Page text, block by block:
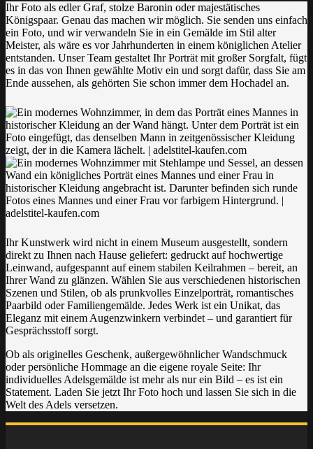
Ihr Foto als edler Graf, stolze Baronin oder majestätisches
Königspaar. Genau das machen wir möglich. Sie senden uns einfach
ein Foto, und wir verwandeln Sie in ein Gemälde im Stil alter
Meister, als wäre es vor Jahrhunderten in einem königlichen Atelier
entstanden. Unser Team gestaltet Ihr Porträt mit großer Sorgfalt, fügt
es in das von Ihnen gewählte Motiv ein und sorgt dafür, dass Sie am
Ende aussehen, als gehörten Sie schon immer dem Hochadel an.
Ihr Kunstwerk wird nicht in einem Museum ausgestellt, sondern
direkt zu Ihnen nach Hause geliefert: gedruckt auf hochwertige
Leinwand, aufgespannt auf einem stabilen Keilrahmen – bereit, an
Ihrer Wand zu glänzen. Wählen Sie aus verschiedenen historischen
Szenen und Stilen, ob als prunkvolles Einzelporträt, romantisches
Paarbild oder Familiengemälde. Jedes Werk ist ein Unikat, das
Eleganz mit einem Augenzwinkern verbindet – und garantiert für
Gesprächsstoff sorgt.
Ob als originelles Geschenk, außergewöhnlicher Wandschmuck
oder persönliche Hommage an die eigene royale Seite: Ihr
individuelles Adelsgemälde ist mehr als nur ein Bild – es ist ein
Statement. Laden Sie jetzt Ihr Foto hoch und lassen Sie sich in die
Welt des Adels versetzen.